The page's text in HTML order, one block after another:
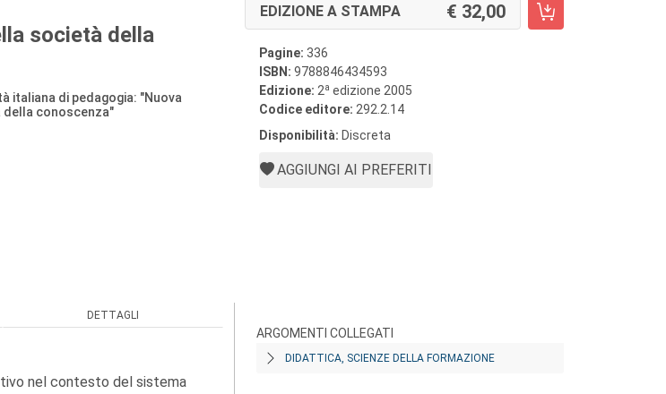
società della
italiana di pedagogia: "Nuova
della conoscenza"
EDIZIONE A STAMPA 32,00
Pagine: 336
ISBN: 9788846434593
Edizione: 2a edizione 2005
Codice editore: 292.2.14
Disponibilità: Discreta
AGGIUNGI AI PREFERITI
DETTAGLI
nel contesto del sistema
ARGOMENTI COLLEGATI
DIDATTICA, SCIENZE DELLA FORMAZIONE